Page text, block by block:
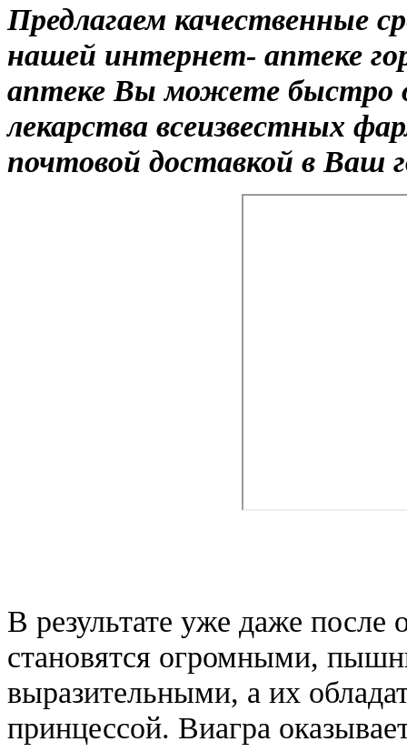
Предлагаем качественные
нашей интернет- аптеке
аптеке Вы можете быстро
лекарства всеизвестных
почтовой доставкой в Ваш
В результате уже даже
становятся огромными,
выразительными, а их
принцессой. Виагра